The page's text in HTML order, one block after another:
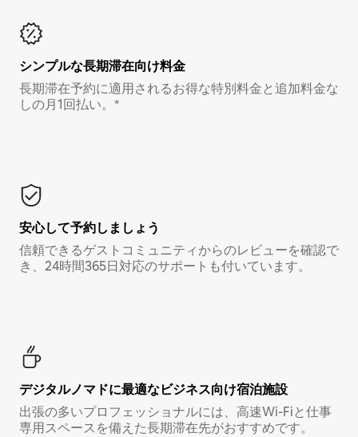
シンプルな長期滞在向け料金
長期滞在予約に適用されるお得な特別料金と追加料金な
しの月1回払い。*
安心して予約しましょう
信頼できるゲストコミュニティからのレビューを確認で
き、24時間365日対応のサポートも付いています。
デジタルノマド⁠に最⁠適⁠なビ⁠ジ⁠ネ⁠ス⁠向⁠け宿⁠泊⁠施⁠設
出張の多いプロフェッショナルには、高速Wi-Fiと仕事
専用スペースを備えた長期滞在先がおすすめです。